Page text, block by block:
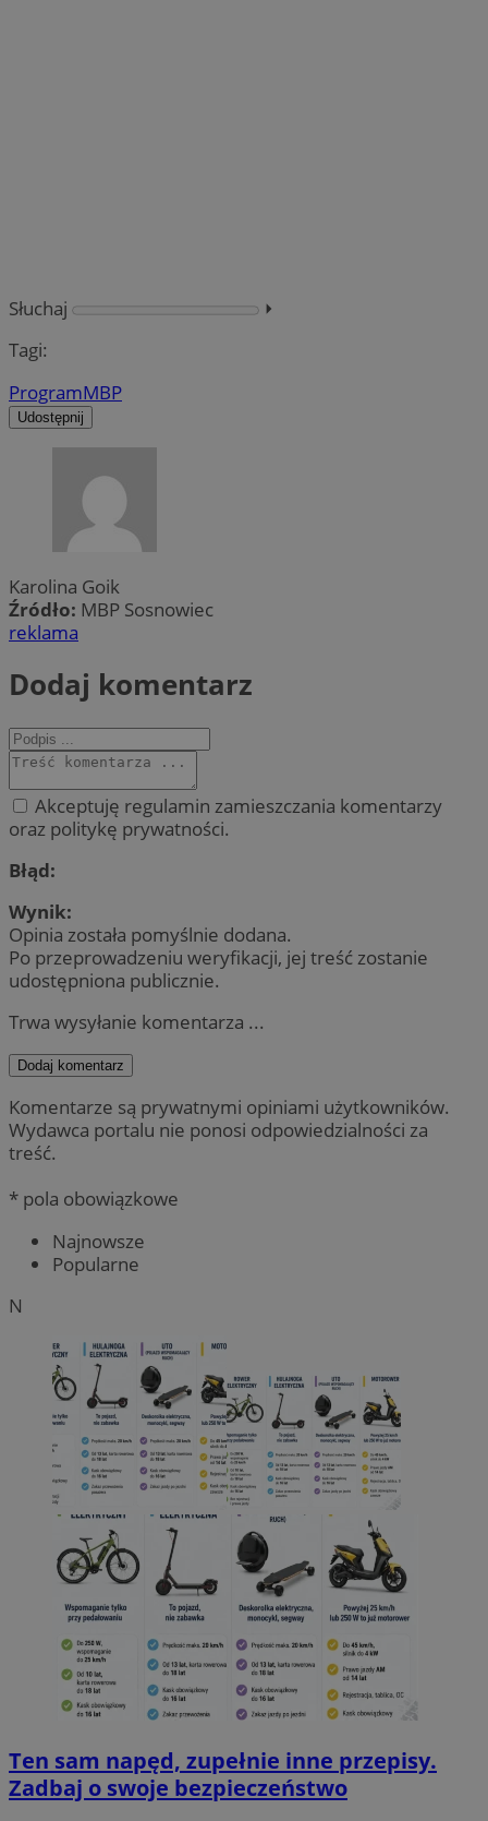
Słuchaj
⏵︎
Tagi:
ProgramMBP
Udostępnij
Karolina Goik
Źródło: MBP Sosnowiec
reklama
Dodaj komentarz
Akceptuję regulamin zamieszczania komentarzy
oraz politykę prywatności.
Błąd:
Wynik:
Opinia została pomyślnie dodana.
Po przeprowadzeniu weryfikacji, jej treść zostanie
udostępniona publicznie.
Trwa wysyłanie komentarza ...
Dodaj komentarz
Komentarze są prywatnymi opiniami użytkowników.
Wydawca portalu nie ponosi odpowiedzialności za
treść.
* pola obowiązkowe
Najnowsze
Popularne
N
Ten sam napęd, zupełnie inne przepisy.
Zadbaj o swoje bezpieczeństwo